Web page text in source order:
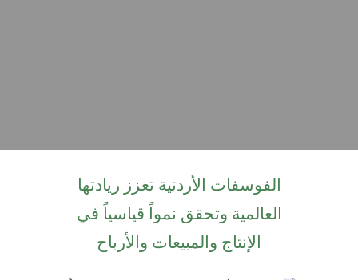
الفوسفات الأردنية تعزز ريادتها
العالمية وتحقق نمواً قياسياً في
الإنتاج والمبيعات والأرباح